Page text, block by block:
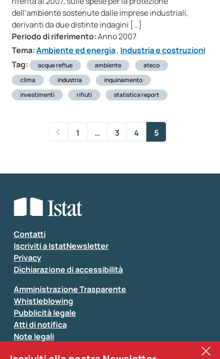
dell’ambiente sostenute dalle imprese industriali,
derivanti da due distinte indagini […]
Periodo di riferimento:Anno 2007
Tema:Ambiente ed energia, Industria e costruzioni
Tag:
acque reflue ambiente
ateco
clima
industria
inquinamento
investimenti
rifiuti statistica report
1 … 3 4 5
Contatti
Iscriviti a IstatNewsletter
Privacy
Dichiarazione di accessibilità
Amministrazione Trasparente
Whistleblowing
Pubblicità legale
Atti di notifica
Note legali
Sistan